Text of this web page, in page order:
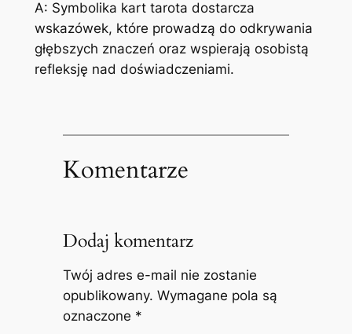
A: Symbolika kart tarota dostarcza
wskazówek, które prowadzą do odkrywania
głębszych znaczeń oraz wspierają osobistą
refleksję nad doświadczeniami.
Komentarze
Dodaj komentarz
Twój adres e-mail nie zostanie
opublikowany. Wymagane pola są
oznaczone *